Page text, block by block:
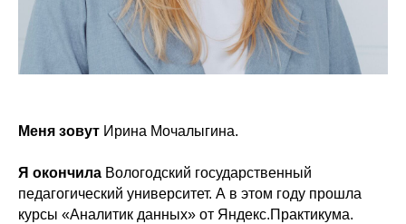
Меня зовут Ирина Мочалыгина.
Я окончила Вологодский государственный
педагогический университет. А в этом году прошла
курсы «Аналитик данных» от Яндекс.Практикума.